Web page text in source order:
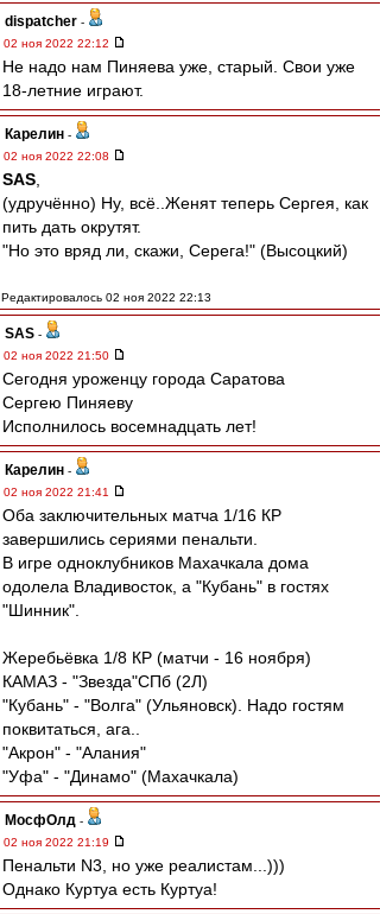
dispatcher -
02 ноя 2022 22:12
Не надо нам Пиняева уже, старый. Свои уже
18-летние играют.
Карелин -
02 ноя 2022 22:08
SAS
(удручённо) Ну, всё..Женят теперь Сергея, как
пить дать окрутят.
"Но это вряд ли, скажи, Серега!" (Высоцкий)
Редактировалось 02 ноя 2022 22:13
SAS -
02 ноя 2022 21:50
Сегодня уроженцу города Саратова
Сергею Пиняеву
Исполнилось восемнадцать лет!
Карелин -
02 ноя 2022 21:41
Оба заключительных матча 1/16 КР
завершились сериями пенальти.
В игре одноклубников Махачкала дома
одолела Владивосток, а "Кубань" в гостях
"Шинник".
Жеребьёвка 1/8 КР (матчи - 16 ноября)
КАМАЗ - "Звезда"СПб (2Л)
"Кубань" - "Волга" (Ульяновск). Надо гостям
поквитаться, ага..
"Акрон" - "Алания"
"Уфа" - "Динамо" (Махачкала)
МосфОлд -
02 ноя 2022 21:19
Пенальти N3, но уже реалистам...)))
Однако Куртуа есть Куртуа!